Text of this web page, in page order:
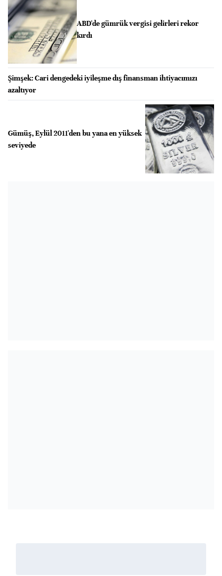
ABD'de gümrük vergisi gelirleri rekor
kırdı
Şimşek: Cari dengedeki iyileşme dış finansman ihtiyacımızı
azaltıyor
Gümüş, Eylül 2011'den bu yana en yüksek
seviyede